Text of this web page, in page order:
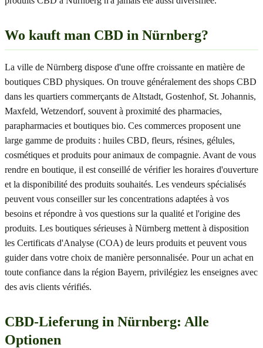
Wo kauft man CBD in Nürnberg?
La ville de Nürnberg dispose d'une offre croissante en matière de
boutiques CBD physiques. On trouve généralement des shops CBD
dans les quartiers commerçants de Altstadt, Gostenhof, St. Johannis,
Maxfeld, Wetzendorf, souvent à proximité des pharmacies,
parapharmacies et boutiques bio. Ces commerces proposent une
large gamme de produits : huiles CBD, fleurs, résines, gélules,
cosmétiques et produits pour animaux de compagnie. Avant de vous
rendre en boutique, il est conseillé de vérifier les horaires d'ouverture
et la disponibilité des produits souhaités. Les vendeurs spécialisés
peuvent vous conseiller sur les concentrations adaptées à vos
besoins et répondre à vos questions sur la qualité et l'origine des
produits. Les boutiques sérieuses à Nürnberg mettent à disposition
les Certificats d'Analyse (COA) de leurs produits et peuvent vous
guider dans votre choix de manière personnalisée. Pour un achat en
toute confiance dans la région Bayern, privilégiez les enseignes avec
des avis clients vérifiés.
CBD-Lieferung in Nürnberg: Alle
Optionen